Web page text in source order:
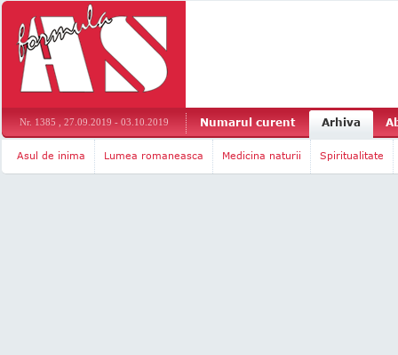
Nr. 1385 , 27.09.2019 - 03.10.2019 Numarul curent Arhiva
Asul de inima Lumea romaneasca Medicina naturii Spiritualitate